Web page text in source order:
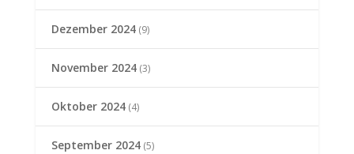
Dezember 2024(9)
November 2024(3)
Oktober 2024(4)
September 2024(5)